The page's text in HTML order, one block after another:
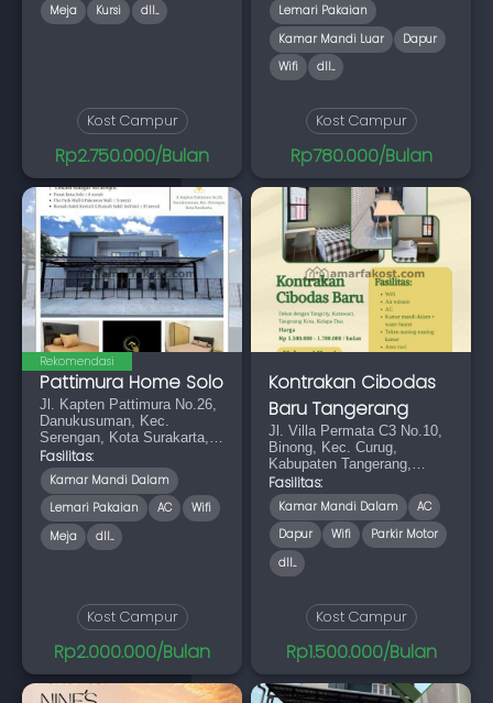
Meja
Kursi dll...
Kost Campur
Rp2.750.000/Bulan
Lemari Pakaian
Kamar Mandi Luar
Dapur
Wifi
dll...
Kost Campur
Rp780.000/Bulan
Rekomendasi
Pattimura Home Solo
Jl. Kapten Pattimura No.26,
Danukusuman, Kec.
Serengan, Kota Surakarta,
Jawa Tengah 57156
Fasilitas:
Kamar Mandi Dalam
Lemari Pakaian
AC
Wifi
Meja
dll...
Kost Campur
Rp2.000.000/Bulan
Kontrakan Cibodas
Baru Tangerang
Jl. Villa Permata C3 No.10,
Binong, Kec. Curug,
Kabupaten Tangerang,
Banten 15810
Fasilitas:
Kamar Mandi Dalam
AC
Dapur
Wifi
Parkir Motor
dll...
Kost Campur
Rp1.500.000/Bulan